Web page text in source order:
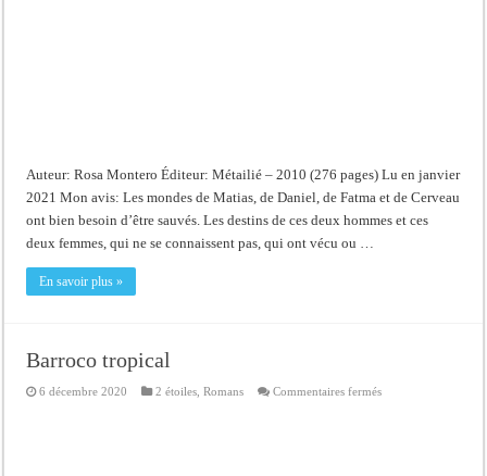
Auteur: Rosa Montero Éditeur: Métailié – 2010 (276 pages) Lu en janvier
2021 Mon avis: Les mondes de Matias, de Daniel, de Fatma et de Cerveau
ont bien besoin d’être sauvés. Les destins de ces deux hommes et ces
deux femmes, qui ne se connaissent pas, qui ont vécu ou …
En savoir plus »
Barroco tropical
6 décembre 2020 2 étoiles ,Romans Commentaires ferméssur